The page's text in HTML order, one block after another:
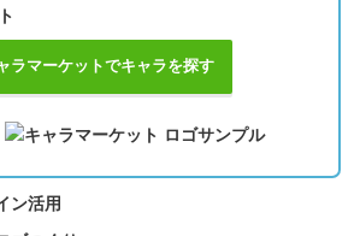
ラマーケットでキャラを探す